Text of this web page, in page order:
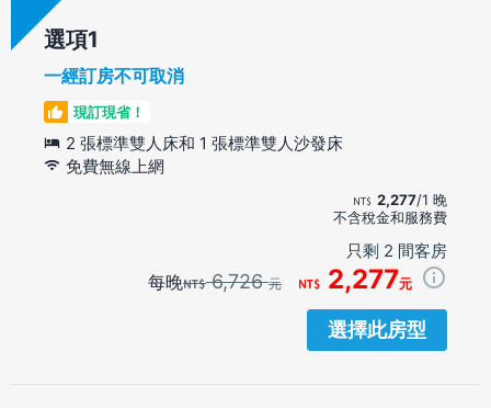
選項
一經訂房不可取消
現訂現省！
2 張標準雙人床和 1 張標準雙人沙發床
免費無線上網
2,277/1 晚
不含稅金和服務費
只剩 2 間客房
每晚 6,726元 2,277元
選擇此房型